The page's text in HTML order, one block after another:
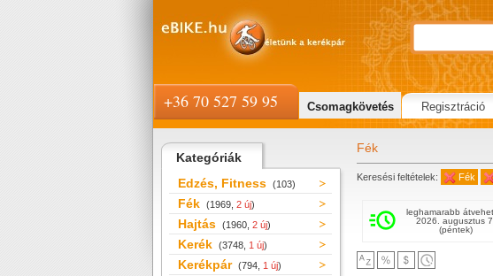
Kategóriák
Edzés, Fitness (103)
Fék (1969, 2 új)
Hajtás (1960, 2 új)
Kerék (3748, 1 új)
Kerékpár (794, 1 új)
Fék
Keresési feltételek: Fék
leghamarabb
2026. augusztus 7.
(péntek)
+36 70 527 59 95 Csomagkövetés Regisztráció